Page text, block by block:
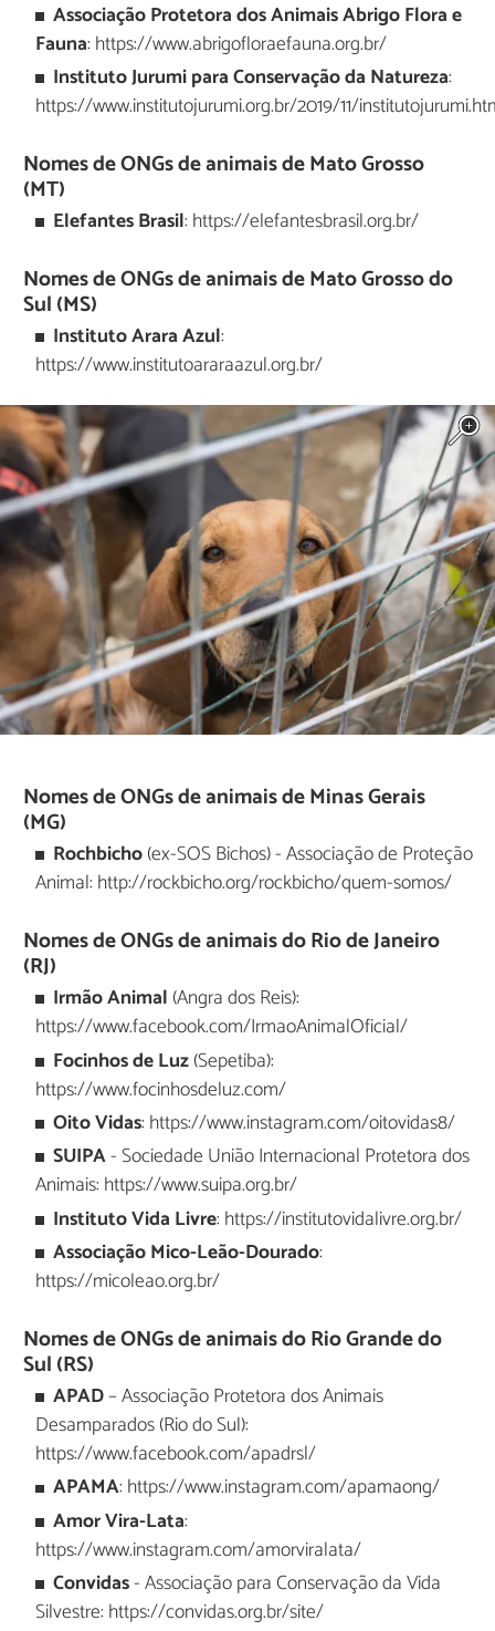
Associação Protetora dos Animais Abrigo Flora e
Fauna: https://www.abrigofloraefauna.org.br/
Instituto Jurumi para Conservação da Natureza:
https://www.institutojurumi.org.br/2019/11/
Nomes de ONGs de animais de Mato Grosso
(MT)
Elefantes Brasil: https://elefantesbrasil.org.br/
Nomes de ONGs de animais de Mato Grosso do
Sul (MS)
Instituto Arara Azul:
https://www.institutoararaazul.org.br/
Nomes de ONGs de animais de Minas Gerais
(MG)
Rochbicho(ex-SOS Bichos) - Associação de Proteção
Animal: http://rockbicho.org/rockbicho/quem-somos/
Nomes de ONGs de animais do Rio de Janeiro
(RJ)
Irmão Animal (Angra dos Reis):
https://www.facebook.com/IrmaoAnimalOficial/
Focinhos de Luz(Sepetiba):
https://www.focinhosdeluz.com/
Oito Vidas: https://www.instagram.com/oitovidas8/
SUIPA- Sociedade União Internacional Protetora dos
Animais: https://www.suipa.org.br/
Instituto Vida Livre: https://institutovidalivre.org.br/
Associação Mico-Leão-Dourado:
https://micoleao.org.br/
Nomes de ONGs de animais do Rio Grande do
Sul (RS)
APAD– Associação Protetora dos Animais
Desamparados (Rio do Sul):
https://www.facebook.com/apadrsl/
APAMA: https://www.instagram.com/apamaong/
Amor Vira-Lata:
https://www.instagram.com/amorviralata/
Convidas- Associação para Conservação da Vida
Silvestre: https://convidas.org.br/site/